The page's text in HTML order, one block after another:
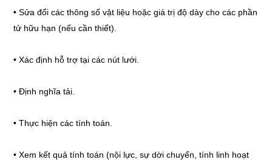
• Sửa đổi các thông số vật liệu hoặc giá trị độ dày cho các phần
tử hữu hạn (nếu cần thiết).
• Xác định hỗ trợ tại các nút lưới.
• Định nghĩa tải.
• Thực hiện các tính toán.
• Xem kết quả tính toán (nội lực, sự dời chuyển, tính linh hoạt